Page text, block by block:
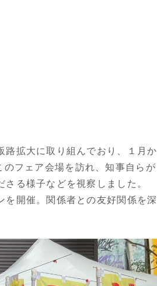
拡大に取り組んでおり、１月か
フェア会場を訪れ、知事自らが
る様子などを視察しました。
開催。関係者との友好関係を深